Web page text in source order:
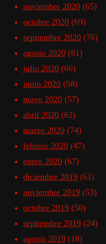
noviembre 2020 (65)
octubre 2020 (69)
septiembre 2020 (76)
agosto 2020 (81)
julio 2020 (66)
junio 2020 (58)
mayo 2020 (57)
abril 2020 (62)
marzo 2020 (74)
febrero 2020 (47)
enero 2020 (67)
diciembre 2019 (61)
noviembre 2019 (53)
octubre 2019 (50)
septiembre 2019 (24)
agosto 2019 (18)